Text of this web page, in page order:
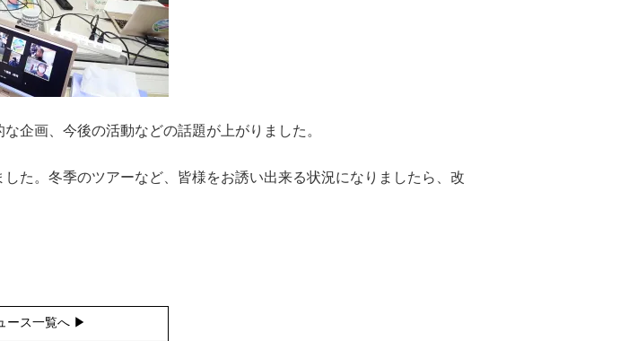
企画、今後の活動などの話題が上がりました。
た。冬季のツアーなど、皆様をお誘い出来る状況になりましたら、改
ース一覧へ ▶︎